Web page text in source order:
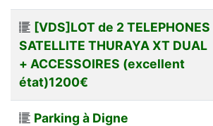
[VDS]LOT de 2 TELEPHONES
SATELLITE THURAYA XT DUAL
+ ACCESSOIRES (excellent
état)1200€
Parking à Digne